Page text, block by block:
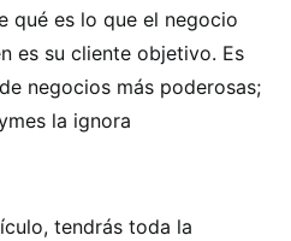
qué es lo que el negocio
es su cliente objetivo. Es
negocios más poderosas;
la ignora
tendrás toda la